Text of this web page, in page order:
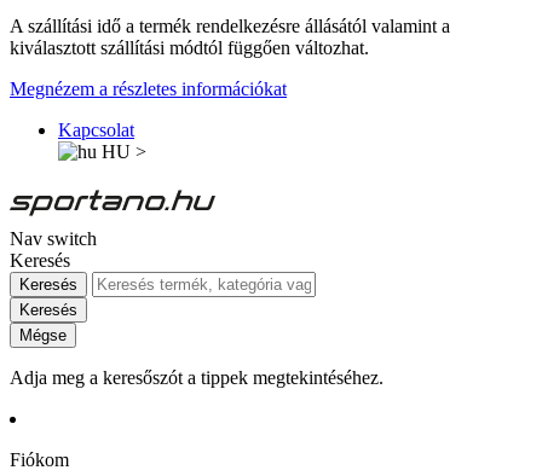
A szállítási idő a termék rendelkezésre állásától valamint a
kiválasztott szállítási módtól függően változhat.
Megnézem a részletes információkat
Kapcsolat
HU >
Nav switch
Keresés
Keresés
Keresés
Mégse
Adja meg a keresőszót a tippek megtekintéséhez.
Fiókom